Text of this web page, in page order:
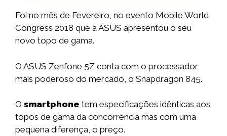
Foi no mês de Fevereiro, no evento Mobile World
Congress 2018 que a ASUS apresentou o seu
novo topo de gama.
O ASUS Zenfone 5Z conta com o processador
mais poderoso do mercado, o Snapdragon 845.
O smartphone tem especificações idênticas aos
topos de gama da concorrência mas com uma
pequena diferença, o preço.